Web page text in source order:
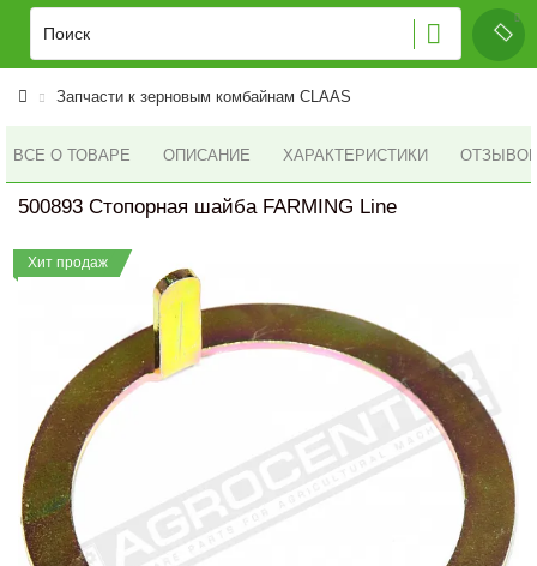
Запчасти к зерновым комбайнам CLAAS
ВСЕ О ТОВАРЕ ОПИСАНИЕ ХАРАКТЕРИСТИКИ ОТЗЫВОВ
500893 Стопорная шайба FARMING Line
Хит продаж